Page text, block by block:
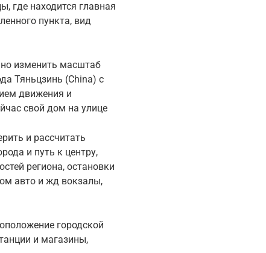
где находится главная
пункта, вид
изменить масштаб
Тяньцзинь (China) с
движения и
свой дом на улице
и рассчитать
и путь к центру,
региона, остановки
авто и жд вокзалы,
городской
и магазины,